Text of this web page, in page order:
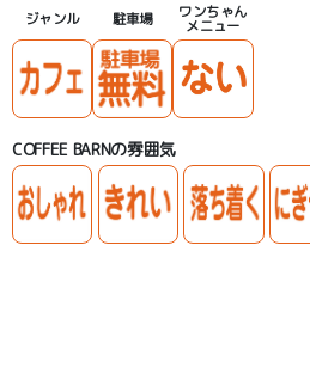
ジャンル 駐車場 ワンちゃん
メニュー
COFFEE BARNの雰囲気